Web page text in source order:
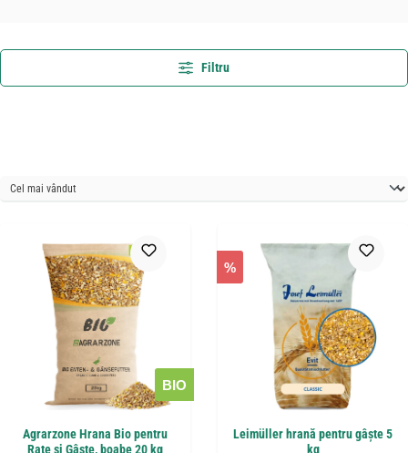
Filtru
BIO
Agrarzone Hrana Bio pentru
Rațe și Gâște, boabe 20 kg
%
Leimüller hrană pentru gâște 5
kg